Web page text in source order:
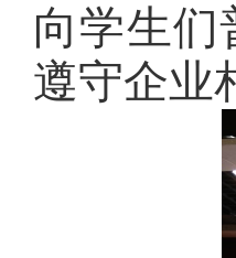
向学生们
遵守企业